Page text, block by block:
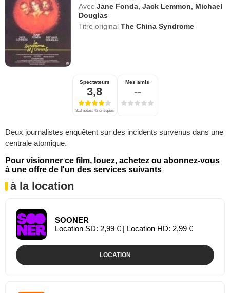
Avec Jane Fonda ,Jack Lemmon
Michael
Douglas
Titre originalThe China Syndrome
Spectateurs
3,8
313 notes, 42 critiques
Mes amis
--
Deux journalistes enquêtent sur des incidents survenus dans une
centrale atomique.
Pour visionner ce film, louez, achetez ou abonnez-vous
à une offre de l'un des services suivants
à la location
SOONER
Location SD: 2,99 € | Location HD: 2,99 €
LOCATION